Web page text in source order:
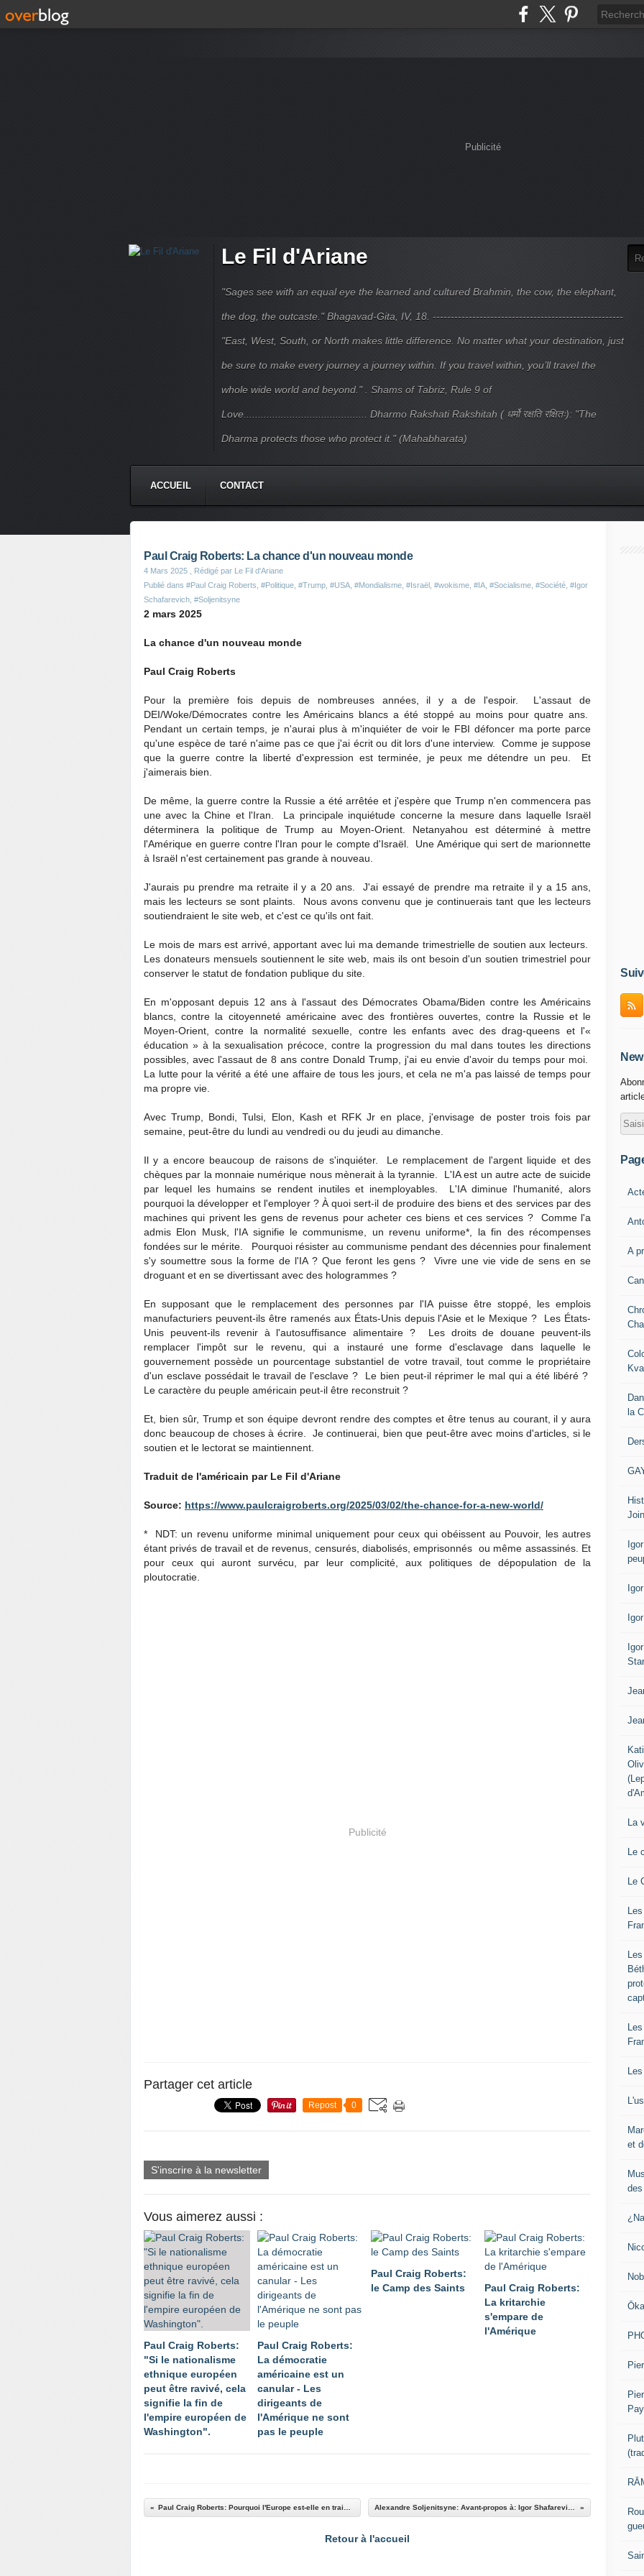
Publicité
Le Fil d'Ariane
"Sages see with an equal eye the learned and cultured Brahmin, the cow, the elephant,
the dog, the outcaste." Bhagavad-Gita, IV, 18. -----------------------------------------------------
"East, West, South, or North makes little difference. No matter what your destination, just
be sure to make every journey a journey within. If you travel within, you’ll travel the
whole wide world and beyond." . Shams of Tabriz, Rule 9 of
Love........................................... Dharmo Rakshati Rakshitah ( धर्मो रक्षति रक्षितः): "The
Dharma protects those who protect it." (Mahabharata)
ACCUEIL CONTACT
Paul Craig Roberts: La chance d'un nouveau monde
4 Mars 2025 , Rédigé par Le Fil d'Ariane
Publié dans #Paul Craig Roberts #Politique #Trump #USA #Mondialisme #Israël #wokisme #IA #Socialisme #Société #Igor
Schafarevich #Soljenitsyne
2 mars 2025
La chance d'un nouveau monde
Paul Craig Roberts
Pour la première fois depuis de nombreuses années, il y a de l'espoir. L'assaut de
DEI/Woke/Démocrates contre les Américains blancs a été stoppé au moins pour quatre ans.
Pendant un certain temps, je n'aurai plus à m'inquiéter de voir le FBI défoncer ma porte parce
qu'une espèce de taré n'aime pas ce que j'ai écrit ou dit lors d'une interview. Comme je suppose
que la guerre contre la liberté d'expression est terminée, je peux me détendre un peu. Et
j'aimerais bien.
De même, la guerre contre la Russie a été arrêtée et j'espère que Trump n'en commencera pas
une avec la Chine et l'Iran. La principale inquiétude concerne la mesure dans laquelle Israël
déterminera la politique de Trump au Moyen-Orient. Netanyahou est déterminé à mettre
l'Amérique en guerre contre l'Iran pour le compte d'Israël. Une Amérique qui sert de marionnette
à Israël n'est certainement pas grande à nouveau.
J'aurais pu prendre ma retraite il y a 20 ans. J'ai essayé de prendre ma retraite il y a 15 ans,
mais les lecteurs se sont plaints. Nous avons convenu que je continuerais tant que les lecteurs
soutiendraient le site web, et c'est ce qu'ils ont fait.
Le mois de mars est arrivé, apportant avec lui ma demande trimestrielle de soutien aux lecteurs.
Les donateurs mensuels soutiennent le site web, mais ils ont besoin d'un soutien trimestriel pour
conserver le statut de fondation publique du site.
En m'opposant depuis 12 ans à l'assaut des Démocrates Obama/Biden contre les Américains
blancs, contre la citoyenneté américaine avec des frontières ouvertes, contre la Russie et le
Moyen-Orient, contre la normalité sexuelle, contre les enfants avec des drag-queens et l'«
éducation » à la sexualisation précoce, contre la progression du mal dans toutes les directions
possibles, avec l'assaut de 8 ans contre Donald Trump, j'ai eu envie d'avoir du temps pour moi.
La lutte pour la vérité a été une affaire de tous les jours, et cela ne m'a pas laissé de temps pour
ma propre vie.
Avec Trump, Bondi, Tulsi, Elon, Kash et RFK Jr en place, j'envisage de poster trois fois par
semaine, peut-être du lundi au vendredi ou du jeudi au dimanche.
Il y a encore beaucoup de raisons de s'inquiéter. Le remplacement de l'argent liquide et des
chèques par la monnaie numérique nous mènerait à la tyrannie. L'IA est un autre acte de suicide
par lequel les humains se rendent inutiles et inemployables. L'IA diminue l'humanité, alors
pourquoi la développer et l'employer ? À quoi sert-il de produire des biens et des services par des
machines qui privent les gens de revenus pour acheter ces biens et ces services ? Comme l'a
admis Elon Musk, l'IA signifie le communisme, un revenu uniforme*, la fin des récompenses
fondées sur le mérite. Pourquoi résister au communisme pendant des décennies pour finalement
s'y soumettre sous la forme de l'IA ? Que feront les gens ? Vivre une vie vide de sens en se
droguant et en se divertissant avec des hologrammes ?
En supposant que le remplacement des personnes par l'IA puisse être stoppé, les emplois
manufacturiers peuvent-ils être ramenés aux États-Unis depuis l'Asie et le Mexique ? Les États-
Unis peuvent-ils revenir à l'autosuffisance alimentaire ? Les droits de douane peuvent-ils
remplacer l'impôt sur le revenu, qui a instauré une forme d'esclavage dans laquelle le
gouvernement possède un pourcentage substantiel de votre travail, tout comme le propriétaire
d'un esclave possédait le travail de l'esclave ? Le bien peut-il réprimer le mal qui a été libéré ?
Le caractère du peuple américain peut-il être reconstruit ?
Et, bien sûr, Trump et son équipe devront rendre des comptes et être tenus au courant, il y aura
donc beaucoup de choses à écrire. Je continuerai, bien que peut-être avec moins d'articles, si le
soutien et le lectorat se maintiennent.
Traduit de l'américain par Le Fil d'Ariane
Source: https://www.paulcraigroberts.org/2025/03/02/the-chance-for-a-new-world/
* NDT: un revenu uniforme minimal uniquement pour ceux qui obéissent au Pouvoir, les autres
étant privés de travail et de revenus, censurés, diabolisés, emprisonnés ou même assassinés. Et
pour ceux qui auront survécu, par leur complicité, aux politiques de dépopulation de la
ploutocratie.
Publicité
Partager cet article
Repost 0
S'inscrire à la newsletter
Vous aimerez aussi :
Paul Craig Roberts:
"Si le nationalisme
ethnique européen
peut être ravivé, cela
signifie la fin de
l'empire européen de
Washington".
Paul Craig Roberts:
La démocratie
américaine est un
canular - Les
dirigeants de
l'Amérique ne sont
pas le peuple
Paul Craig Roberts:
le Camp des Saints
Paul Craig Roberts:
La kritarchie
s'empare de
l'Amérique
Retour à l'accueil
A
la
La
Le
Le
et
des